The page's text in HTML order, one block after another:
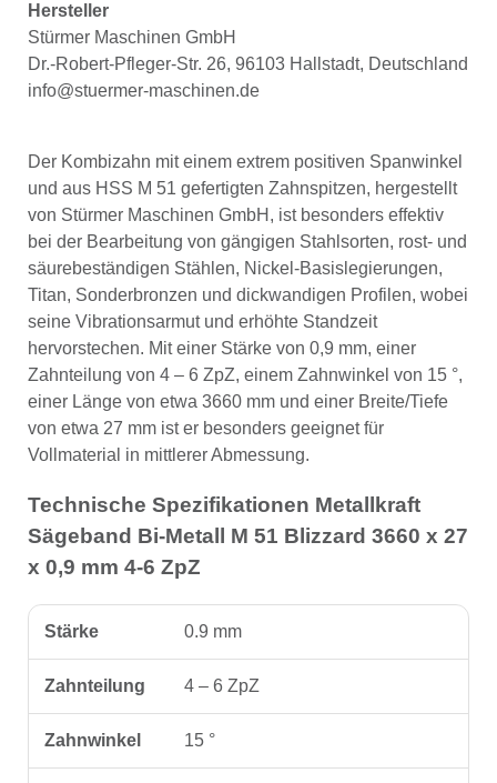
Hersteller
Stürmer Maschinen GmbH
Dr.-Robert-Pfleger-Str. 26, 96103 Hallstadt, Deutschland
info@stuermer-maschinen.de
Der Kombizahn mit einem extrem positiven Spanwinkel
und aus HSS M 51 gefertigten Zahnspitzen, hergestellt
von Stürmer Maschinen GmbH, ist besonders effektiv
bei der Bearbeitung von gängigen Stahlsorten, rost- und
säurebeständigen Stählen, Nickel-Basislegierungen,
Titan, Sonderbronzen und dickwandigen Profilen, wobei
seine Vibrationsarmut und erhöhte Standzeit
hervorstechen. Mit einer Stärke von 0,9 mm, einer
Zahnteilung von 4 – 6 ZpZ, einem Zahnwinkel von 15 °,
einer Länge von etwa 3660 mm und einer Breite/Tiefe
von etwa 27 mm ist er besonders geeignet für
Vollmaterial in mittlerer Abmessung.
Technische Spezifikationen Metallkraft
Sägeband Bi-Metall M 51 Blizzard 3660 x 27
x 0,9 mm 4-6 ZpZ
Stärke 0.9 mm
Zahnteilung 4 – 6 ZpZ
Zahnwinkel 15 °